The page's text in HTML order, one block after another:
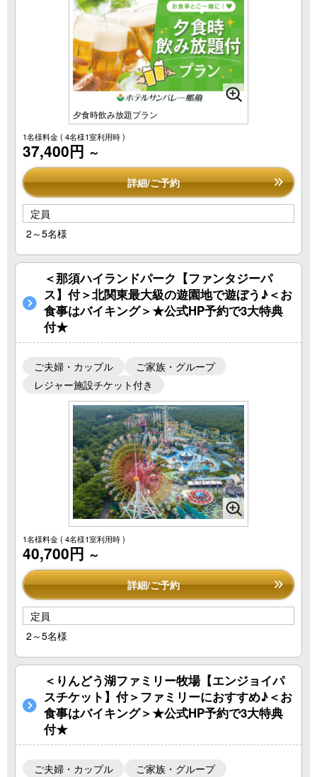
夕食時飲み放題プラン
1名様料金( 4名様1室利用時 )
37,400円 ～
詳細/ご予約
定員
2～5名様
＜那須ハイランドパーク【ファンタジーパ
ス】付＞北関東最大級の遊園地で遊ぼう♪＜お
食事はバイキング＞★公式HP予約で3大特典
付★
ご夫婦・カップル
ご家族・グループ
レジャー施設チケット付き
1名様料金( 4名様1室利用時 )
40,700円 ～
詳細/ご予約
定員
2～5名様
＜りんどう湖ファミリー牧場【エンジョイパ
スチケット】付＞ファミリーにおすすめ♪＜お
食事はバイキング＞★公式HP予約で3大特典
付★
ご夫婦・カップル
ご家族・グループ